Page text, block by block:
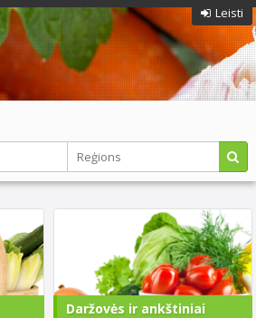
Leisti
Daržovės ir ankštiniai